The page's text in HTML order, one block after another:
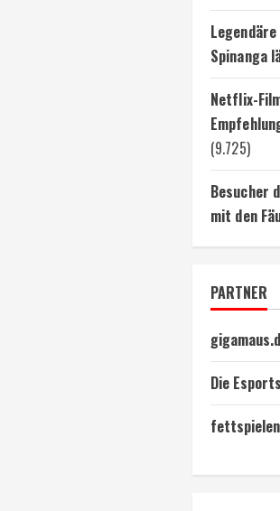
Spinanga
Netflix-
(9.725)
Besucher
mit den
PARTNER
Die